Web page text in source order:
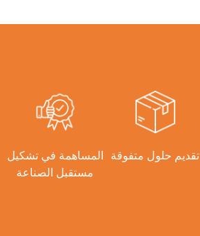
المساهمة في تشكيل
مستقبل الصناعة
تقديم حلول متفوقة